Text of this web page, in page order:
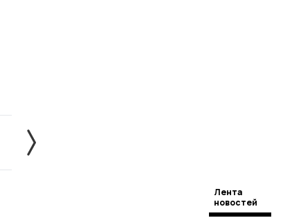
Лента
новостей
Жердевский округ